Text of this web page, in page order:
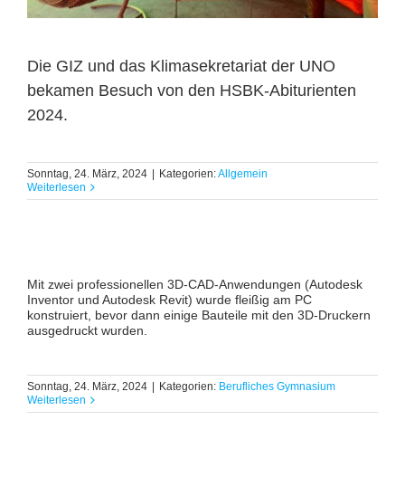
Die GIZ und das Klimasekretariat der UNO
bekamen Besuch von den HSBK-Abiturienten
2024.
Sonntag, 24. März, 2024 Kategorien:Allgemein
Weiterlesen
Mit zwei professionellen 3D-CAD-Anwendungen (Autodesk
Inventor und Autodesk Revit) wurde fleißig am PC
konstruiert, bevor dann einige Bauteile mit den 3D-Druckern
ausgedruckt wurden.
Sonntag, 24. März, 2024 Kategorien: Berufliches Gymnasium
Weiterlesen